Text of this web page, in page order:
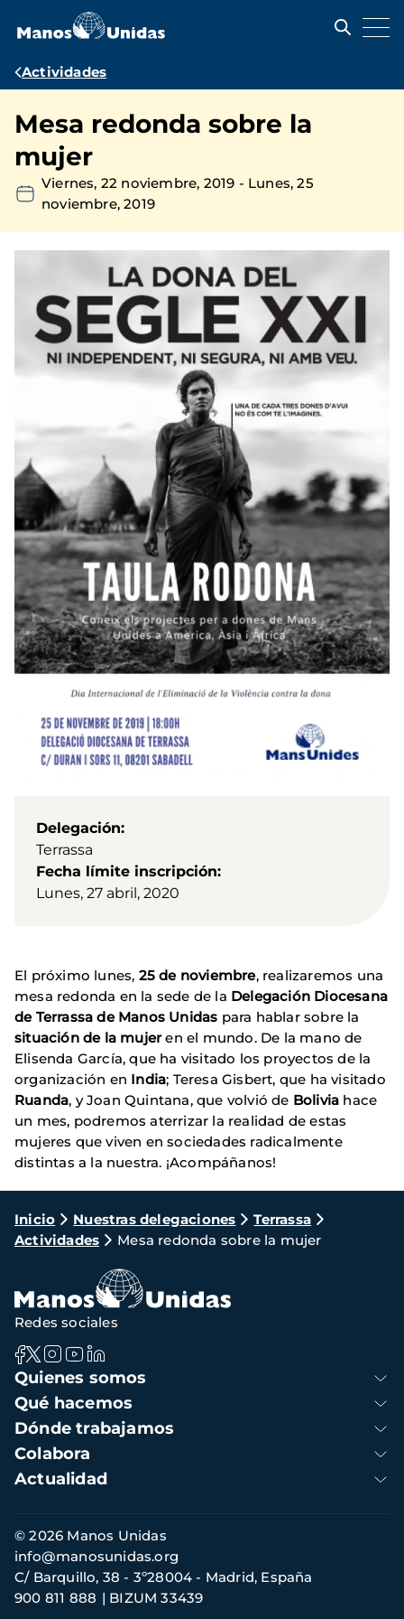
contenido
Ruta
navegación
Actividades
Mesa redonda sobre la
mujer
Viernes, 22 noviembre, 2019 - Lunes, 25
noviembre, 2019
Delegación
Terrassa
Fecha límite inscripción
Lunes, 27 abril, 2020
El próximo lunes, 25 de noviembre, realizaremos una
mesa redonda en la sede de la Delegación Diocesana
de Terrassa de Manos Unidas para hablar sobre la
situación de la mujeren el mundo. De la mano de
Elisenda García, que ha visitado los proyectos de la
organización en India; Teresa Gisbert, que ha visitado
Ruanda, y Joan Quintana, que volvió de Bolivia hace
un mes, podremos aterrizar la realidad de estas
mujeres que viven en sociedades radicalmente
distintas a la nuestra. ¡Acompáñanos!
Ruta
de
navegación
Inicio Nuestras delegaciones
Terrassa
Actividades
Mesa redonda sobre la mujer
Navegación
principal
Quienes somos
Qué hacemos
Dónde trabajamos
Colabora
Actualidad
Redes sociales
Información
de
contacto
© 2026 Manos Unidas
C/ Barquillo, 38 - 3º28004 - Madrid, España
900 811 888
BIZUM 33439
info@manosunidas.org